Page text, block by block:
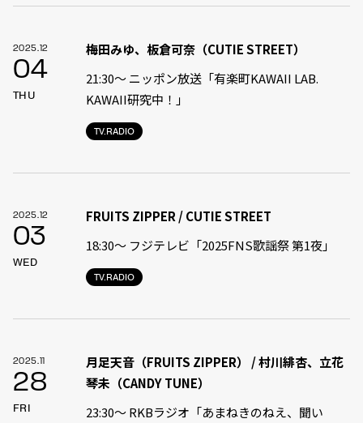
2025.12
04
THU
TV.RADIO
梅田みゆ、板倉可奈（CUTIE STREET）
21:30〜 ニッポン放送「有楽町KAWAII LAB.
KAWAII研究中！」
2025.12
03
WED
TV.RADIO
FRUITS ZIPPER / CUTIE STREET
18:30〜 フジテレビ「2025FNS歌謡祭 第1夜」
2025.11
28
FRI
月足天音（FRUITS ZIPPER） / 村川緋杏、立花
琴未（CANDY TUNE）
23:30〜 RKBラジオ「あまねきのねえ、聞い